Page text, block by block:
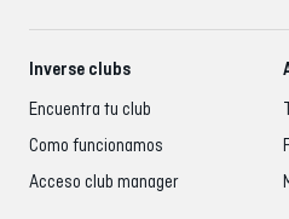
Inverse clubs
Encuentra tu club
Como funcionamos
Acceso club manager